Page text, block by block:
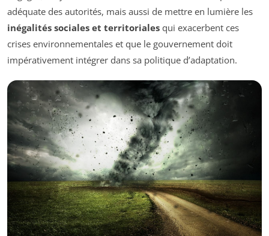
adéquate des autorités, mais aussi de mettre en lumière les
inégalités sociales et territoriales qui exacerbent ces
crises environnementales et que le gouvernement doit
impérativement intégrer dans sa politique d’adaptation.